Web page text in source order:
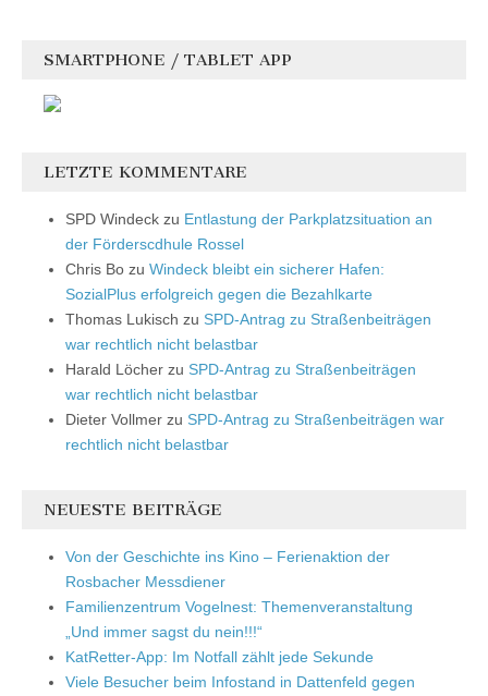
SMARTPHONE / TABLET APP
LETZTE KOMMENTARE
SPD Windeck zu Entlastung der Parkplatzsituation an
der Förderscdhule Rossel
Chris Bo zu Windeck bleibt ein sicherer Hafen:
SozialPlus erfolgreich gegen die Bezahlkarte
Thomas Lukisch zu SPD-Antrag zu Straßenbeiträgen
war rechtlich nicht belastbar
Harald Löcher zu SPD-Antrag zu Straßenbeiträgen
war rechtlich nicht belastbar
Dieter Vollmer zu SPD-Antrag zu Straßenbeiträgen war
rechtlich nicht belastbar
NEUESTE BEITRÄGE
Von der Geschichte ins Kino – Ferienaktion der
Rosbacher Messdiener
Familienzentrum Vogelnest: Themenveranstaltung
„Und immer sagst du nein!!!“
KatRetter-App: Im Notfall zählt jede Sekunde
Viele Besucher beim Infostand in Dattenfeld gegen